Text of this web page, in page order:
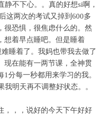
不下心。。真的好想si啊，
这两次的考试又掉到600多
很恐惧，很焦虑什么的。然
想着早点睡吧。但是睡着
睡着了。我妈也带我去做了
现在能有一两节课，全神贯
分每一秒都用来学习的我。
明天再不调整好状态。。
，，，说好的今天下午好好